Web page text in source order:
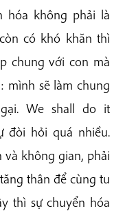
hóa không phải là
có khó khăn thì
chung với con mà
mình sẽ làm chung
We shall do it
đòi hỏi quá nhiều.
và không gian, phải
thân để cùng tu
thì sự chuyển hóa